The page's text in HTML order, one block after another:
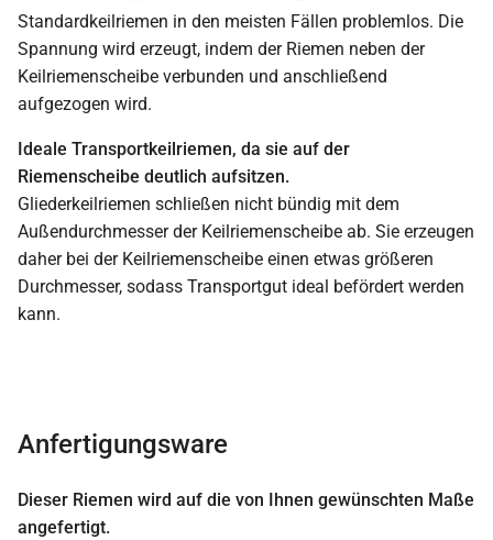
Standardkeilriemen in den meisten Fällen problemlos. Die
Spannung wird erzeugt, indem der Riemen neben der
Keilriemenscheibe verbunden und anschließend
aufgezogen wird.
Ideale Transportkeilriemen, da sie auf der
Riemenscheibe deutlich aufsitzen.
Gliederkeilriemen schließen nicht bündig mit dem
Außendurchmesser der Keilriemenscheibe ab. Sie erzeugen
daher bei der Keilriemenscheibe einen etwas größeren
Durchmesser, sodass Transportgut ideal befördert werden
kann.
Anfertigungsware
Dieser Riemen wird auf die von Ihnen gewünschten Maße
angefertigt.